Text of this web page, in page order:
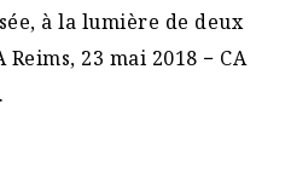
à la lumière de deux
23 mai 2018 − CA